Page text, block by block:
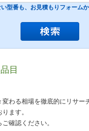
型番も、お見積もりフォーム
目
変わる相場を徹底的にリサー
ます。
確認ください。